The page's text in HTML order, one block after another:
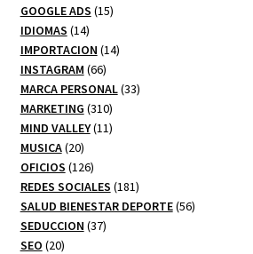
productos
GOOGLE ADS 1515
IDIOMAS 1414
productos
IMPORTACION 1414
INSTAGRAM 6666
productos
MARCA PERSONAL 3333
MARKETING 310310
productos
MIND VALLEY 1111
MUSICA 2020
productos
OFICIOS 126126
productos
REDES SOCIALES 181181
productos
SALUD BIENESTAR DEPORTE 5656
SEDUCCION 3737
SEO 2020